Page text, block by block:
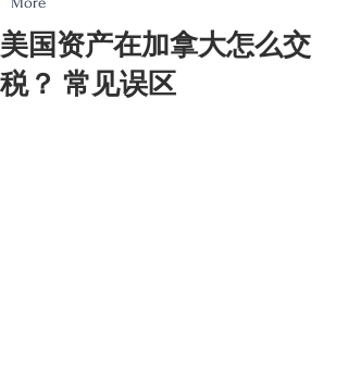
美国资产在加拿大怎么交
税？ 常见误区